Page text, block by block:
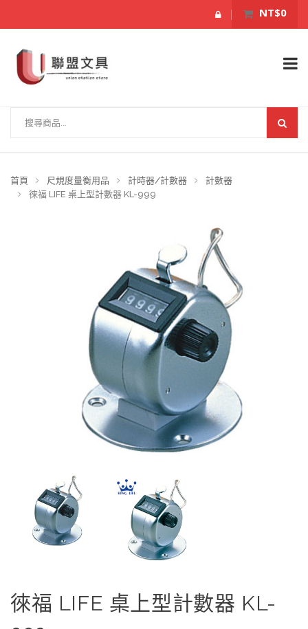
NT$0
首頁 尺規度量衡用品 計時器/計數器
計數器
徠福 LIFE 桌上型計數器 KL-999
徠福 LIFE 桌上型計數器 KL-